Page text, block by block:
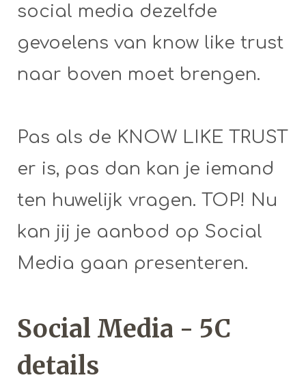
social media dezelfde
gevoelens van know like trust
naar boven moet brengen.
Pas als de KNOW LIKE TRUST
er is, pas dan kan je iemand
ten huwelijk vragen. TOP! Nu
kan jij je aanbod op Social
Media gaan presenteren.
Social Media - 5C
details